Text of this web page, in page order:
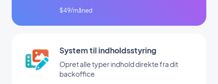
$49/måned
System til indholdsstyring
Opret alle typer indhold direkte fra dit
backoffice